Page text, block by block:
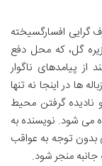
گرایی افسارگسیخته
گل، که محل دفع
از پیامدهای ناگوار
ها در اینجا نه تنها
نادیده گرفتن محیط
می شود. نویسنده به
توجه به عواقب
منجر شود.